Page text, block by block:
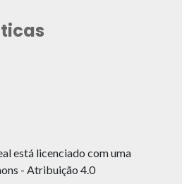
está licenciado com uma
- Atribuição 4.0